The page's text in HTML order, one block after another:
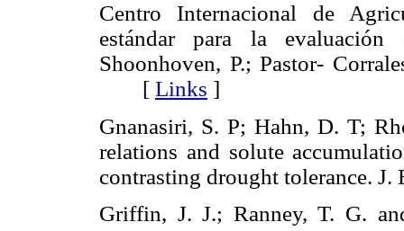
Centro Internacional de
estándar para la
Shoonhoven, P.; Pastor-
[ Links ]
Gnanasiri, S. P; Hahn, D. T;
relations and solute
contrasting drought
Griffin, J. J.; Ranney, T. G.